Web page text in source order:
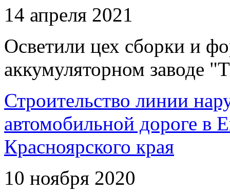
14 апреля 2021
Осветили цех сборки и
аккумуляторном заводе
Строительство линии
автомобильной дороге в
Красноярского края
10 ноября 2020